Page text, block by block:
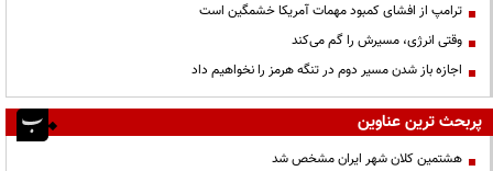
ترامپ از افشای کمبود مهمات آمریکا خشمگین است
وقتی انرژی، مسیرش را گم می‌کند
اجازه باز شدن مسیر دوم در تنگه هرمز را نخواهیم داد
پربحث ترین عناوین
هشتمین کلان شهر ایران مشخص شد